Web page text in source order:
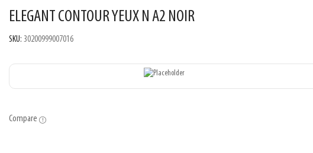
ELEGANT CONTOUR YEUX N A2 NOIR
SKU: 30200999007016
Compare